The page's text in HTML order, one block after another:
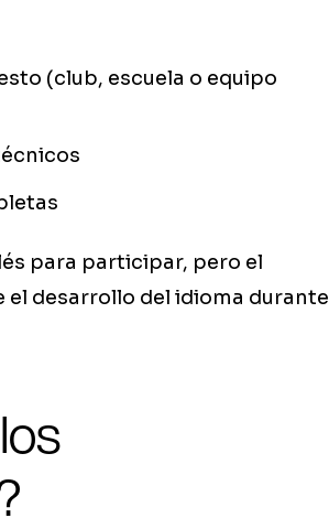
(club, escuela o equipo
para participar, pero el
desarrollo del idioma durante